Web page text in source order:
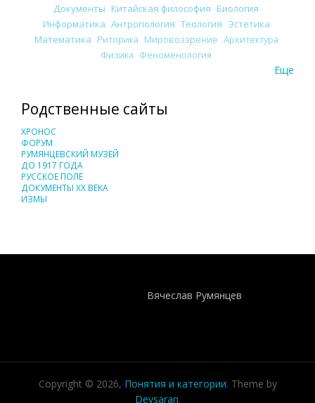
Документы Китайская философия Биология
Информатика Антропология Теология Эстетика
Математика Риторика Мировоззрение Архитектура
Физика Феноменология
Еще
Родственные сайты
ХРОНОС
ФОРУМ
РУМЯНЦЕВСКИЙ МУЗЕЙ
ДО 1917 ГОДА
РУССКОЕ ПОЛЕ
ДОКУМЕНТЫ XX ВЕКА
ИЗМЫ
Вячеслав Румянцев
Copyright © 2026, Понятия и категории. Theme by
Devsaran.